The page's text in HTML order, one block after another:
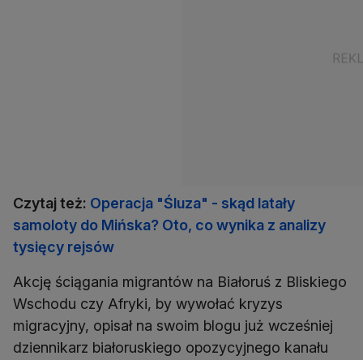
Czytaj też: Operacja "Śluza" - skąd latały
samoloty do Mińska? Oto, co wynika z analizy
tysięcy rejsów
Akcję ściągania migrantów na Białoruś z Bliskiego
Wschodu czy Afryki, by wywołać kryzys
migracyjny, opisał na swoim blogu już wcześniej
dziennikarz białoruskiego opozycyjnego kanału